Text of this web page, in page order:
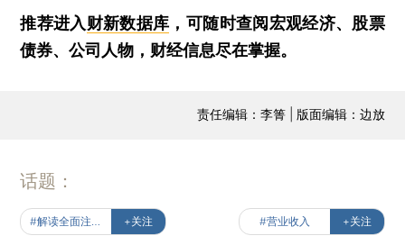
推荐进入财新数据库 ，可随时查阅宏观经济、股票
债券、公司人物，财经信息尽在掌握。
责任编辑：李箐 | 版面编辑：边放
话题：
+关注 #营业收入 +关注